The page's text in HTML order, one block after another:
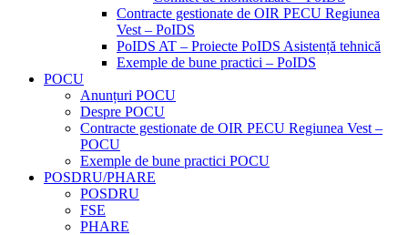
Contracte gestionate de OIR PECU Regiunea
Vest – PoIDS
PoIDS AT – Proiecte PoIDS Asistență tehnică
Exemple de bune practici – PoIDS
POCU
Anunțuri POCU
Despre POCU
Contracte gestionate de OIR PECU Regiunea Vest –
POCU
Exemple de bune practici POCU
POSDRU/PHARE
POSDRU
FSE
PHARE